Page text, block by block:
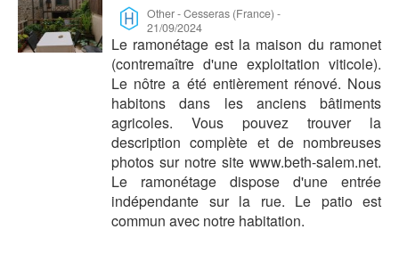
Other-Cesseras (France) -
21/09/2024
Le ramonétage est la maison du ramonet
(contremaître d'une exploitation viticole).
Le nôtre a été entièrement rénové. Nous
habitons dans les anciens bâtiments
agricoles. Vous pouvez trouver la
description complète et de nombreuses
photos sur notre site www.beth-salem.net.
Le ramonétage dispose d'une entrée
indépendante sur la rue. Le patio est
commun avec notre habitation.